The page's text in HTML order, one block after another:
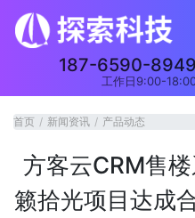
187-6590-8949
工作日9:00-
首页 新闻资讯 产品动态
方客云CRM售
籁拾光项目达成